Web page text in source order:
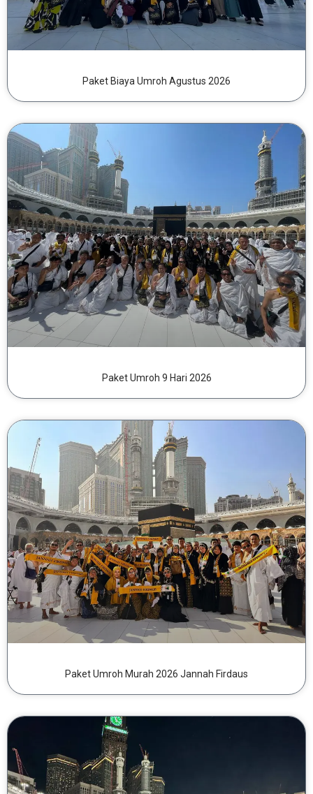
Paket Biaya Umroh Agustus 2026
Paket Umroh 9 Hari 2026
Paket Umroh Murah 2026 Jannah Firdaus